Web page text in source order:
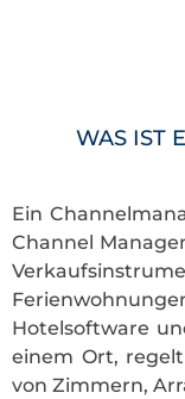
WAS IST
Ein
Channel
Hotelsoftware
einem Ort,
von Zimmern,